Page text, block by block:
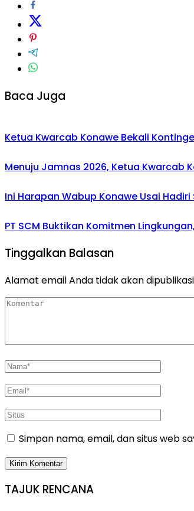
Baca Juga
Ketua Kwarcab Konawe Bekali
Menuju Jamnas 2026, Ketua Kwarcab
Ini Harapan Wabup Konawe Usai
PT SCM Buktikan Komitmen
Tinggalkan Balasan
Alamat email Anda tidak akan
Simpan nama, email, dan situs web
TAJUK RENCANA